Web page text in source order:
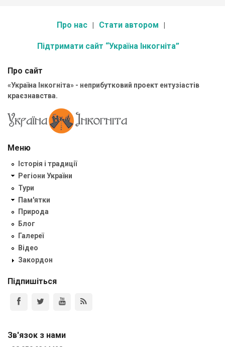
Про нас Стати автором
Підтримати сайт “Україна Інкогніта”
Про сайт
«Україна Інкогніта» - неприбутковий проект ентузіастів
краєзнавства.
Меню
Історія і традиції
Регіони України
Тури
Пам'ятки
Природа
Блог
Галереї
Відео
Закордон
Підпишіться
Зв'язок з нами